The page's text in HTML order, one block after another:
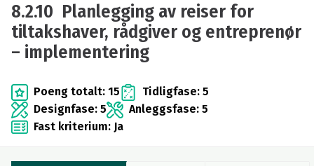
implementering
8.2.10 Planlegging av reiser for
tiltakshaver, rådgiver og entreprenør
– implementering
Poeng totalt: 15
Tidligfase: 5
Designfase: 5
Anleggsfase: 5
Fast kriterium: Ja